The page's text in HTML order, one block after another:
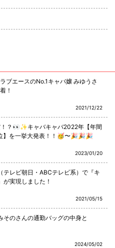
エースのNo.1キャバ嬢 みゆうさ
！
2021/12/22
？👀✨キャバキャバ2022年【年間
】を一挙大発表！！🥳〜🎉🎉🎉
2023/01/20
テレビ朝日・ABCテレビ系）で『キ
が実現しました！
2021/05/15
のさんの通勤バッグの中身と
2024/05/02